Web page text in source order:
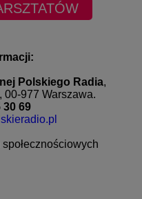
Polskiego Radia,
00-977 Warszawa.
30 69